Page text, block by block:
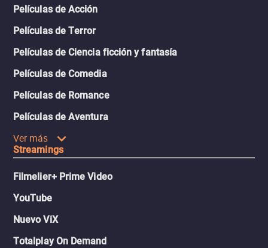
Películas de Acción
Películas de Terror
Películas de Ciencia ficción y fantasía
Películas de Comedia
Películas de Romance
Películas de Aventura
Ver más
Streamings
Filmelier+ Prime Video
YouTube
Nuevo ViX
Totalplay On Demand